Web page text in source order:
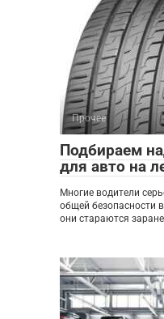
Прочее
Подбираем
для авто на
Многие водители
общей безопасности
они стараются